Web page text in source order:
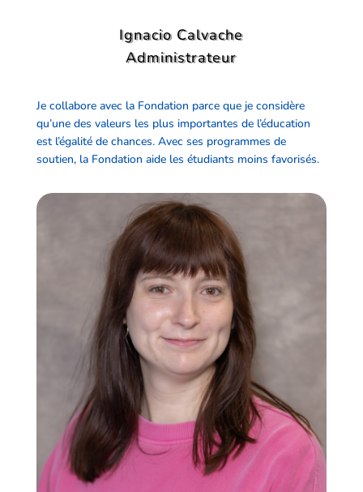
Ignacio Calvache
Administrateur
Je collabore avec la Fondation parce que je considère
qu’une des valeurs les plus importantes de l’éducation
est l’égalité de chances. Avec ses programmes de
soutien, la Fondation aide les étudiants moins favorisés.